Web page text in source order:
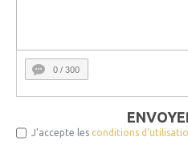
0 / 300
J'accepte les conditions